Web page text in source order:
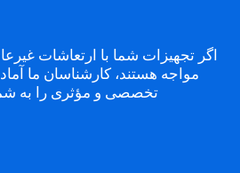
اگر تجهیزات شما با ارتعاشات
مواجه هستند، کارشناسان ما
تخصصی و مؤثری را به